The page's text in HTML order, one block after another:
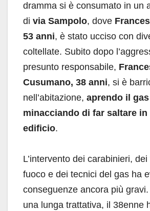
dramma si è consumato in un
di via Sampolo, dove
53 anni, è stato ucciso con
coltellate. Subito dopo
presunto responsabile,
Cusumano, 38 anni, si è
nell’abitazione, aprendo il
minacciando di far saltare in
edificio.
L’intervento dei carabinieri, dei
fuoco e dei tecnici del gas ha
conseguenze ancora più
una lunga trattativa, il 38enne